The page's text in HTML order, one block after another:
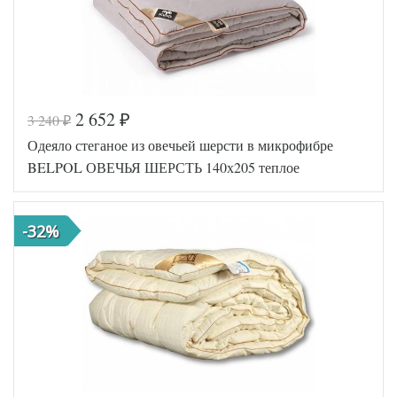
Код товара
Артикул
AGD-140(4
0)07-БВ
Длина
(1,5-сп)
Сезонность
Наполнитель
Полиэфир
Микрофибра
Производитель Легкие Сны
(Россия)
3 240₽ 2 652 ₽
Одеяло стеганое из овечьей шерсти в микрофибре
BELPOL ОВЕЧЬЯ ШЕРСТЬ 140х205 теплое
-32%